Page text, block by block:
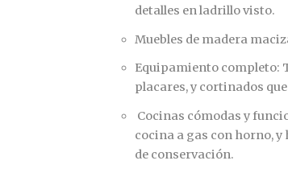
detalles en ladrillo visto.
Muebles de madera
Equipamiento completo:
placares, y cortinados
Cocinas cómodas y
cocina a gas con horno,
de conservación.